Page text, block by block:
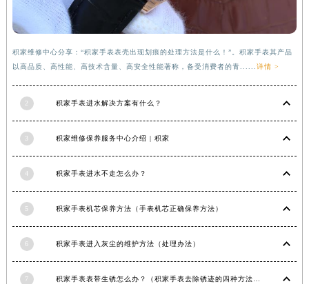
积家维修中心分享：“积家手表表壳出现划痕的处理方法是什么！”。积家手表其产品
以高品质、高性能、高技术含量、高安全性能著称，备受消费者的青...... 详情 >
2 积家手表进水解决方案有什么？
3 积家维修保养服务中心介绍 | 积家
4 积家手表进水不走怎么办？
5 积家手表机芯保养方法（手表机芯正确保养方法）
6 积家手表进入灰尘的维护方法（处理办法）
7